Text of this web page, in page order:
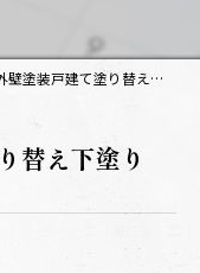
戸建て塗り替え下塗りカチオンシーラー
替え下塗り